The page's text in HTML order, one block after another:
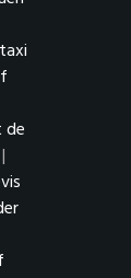
de
|